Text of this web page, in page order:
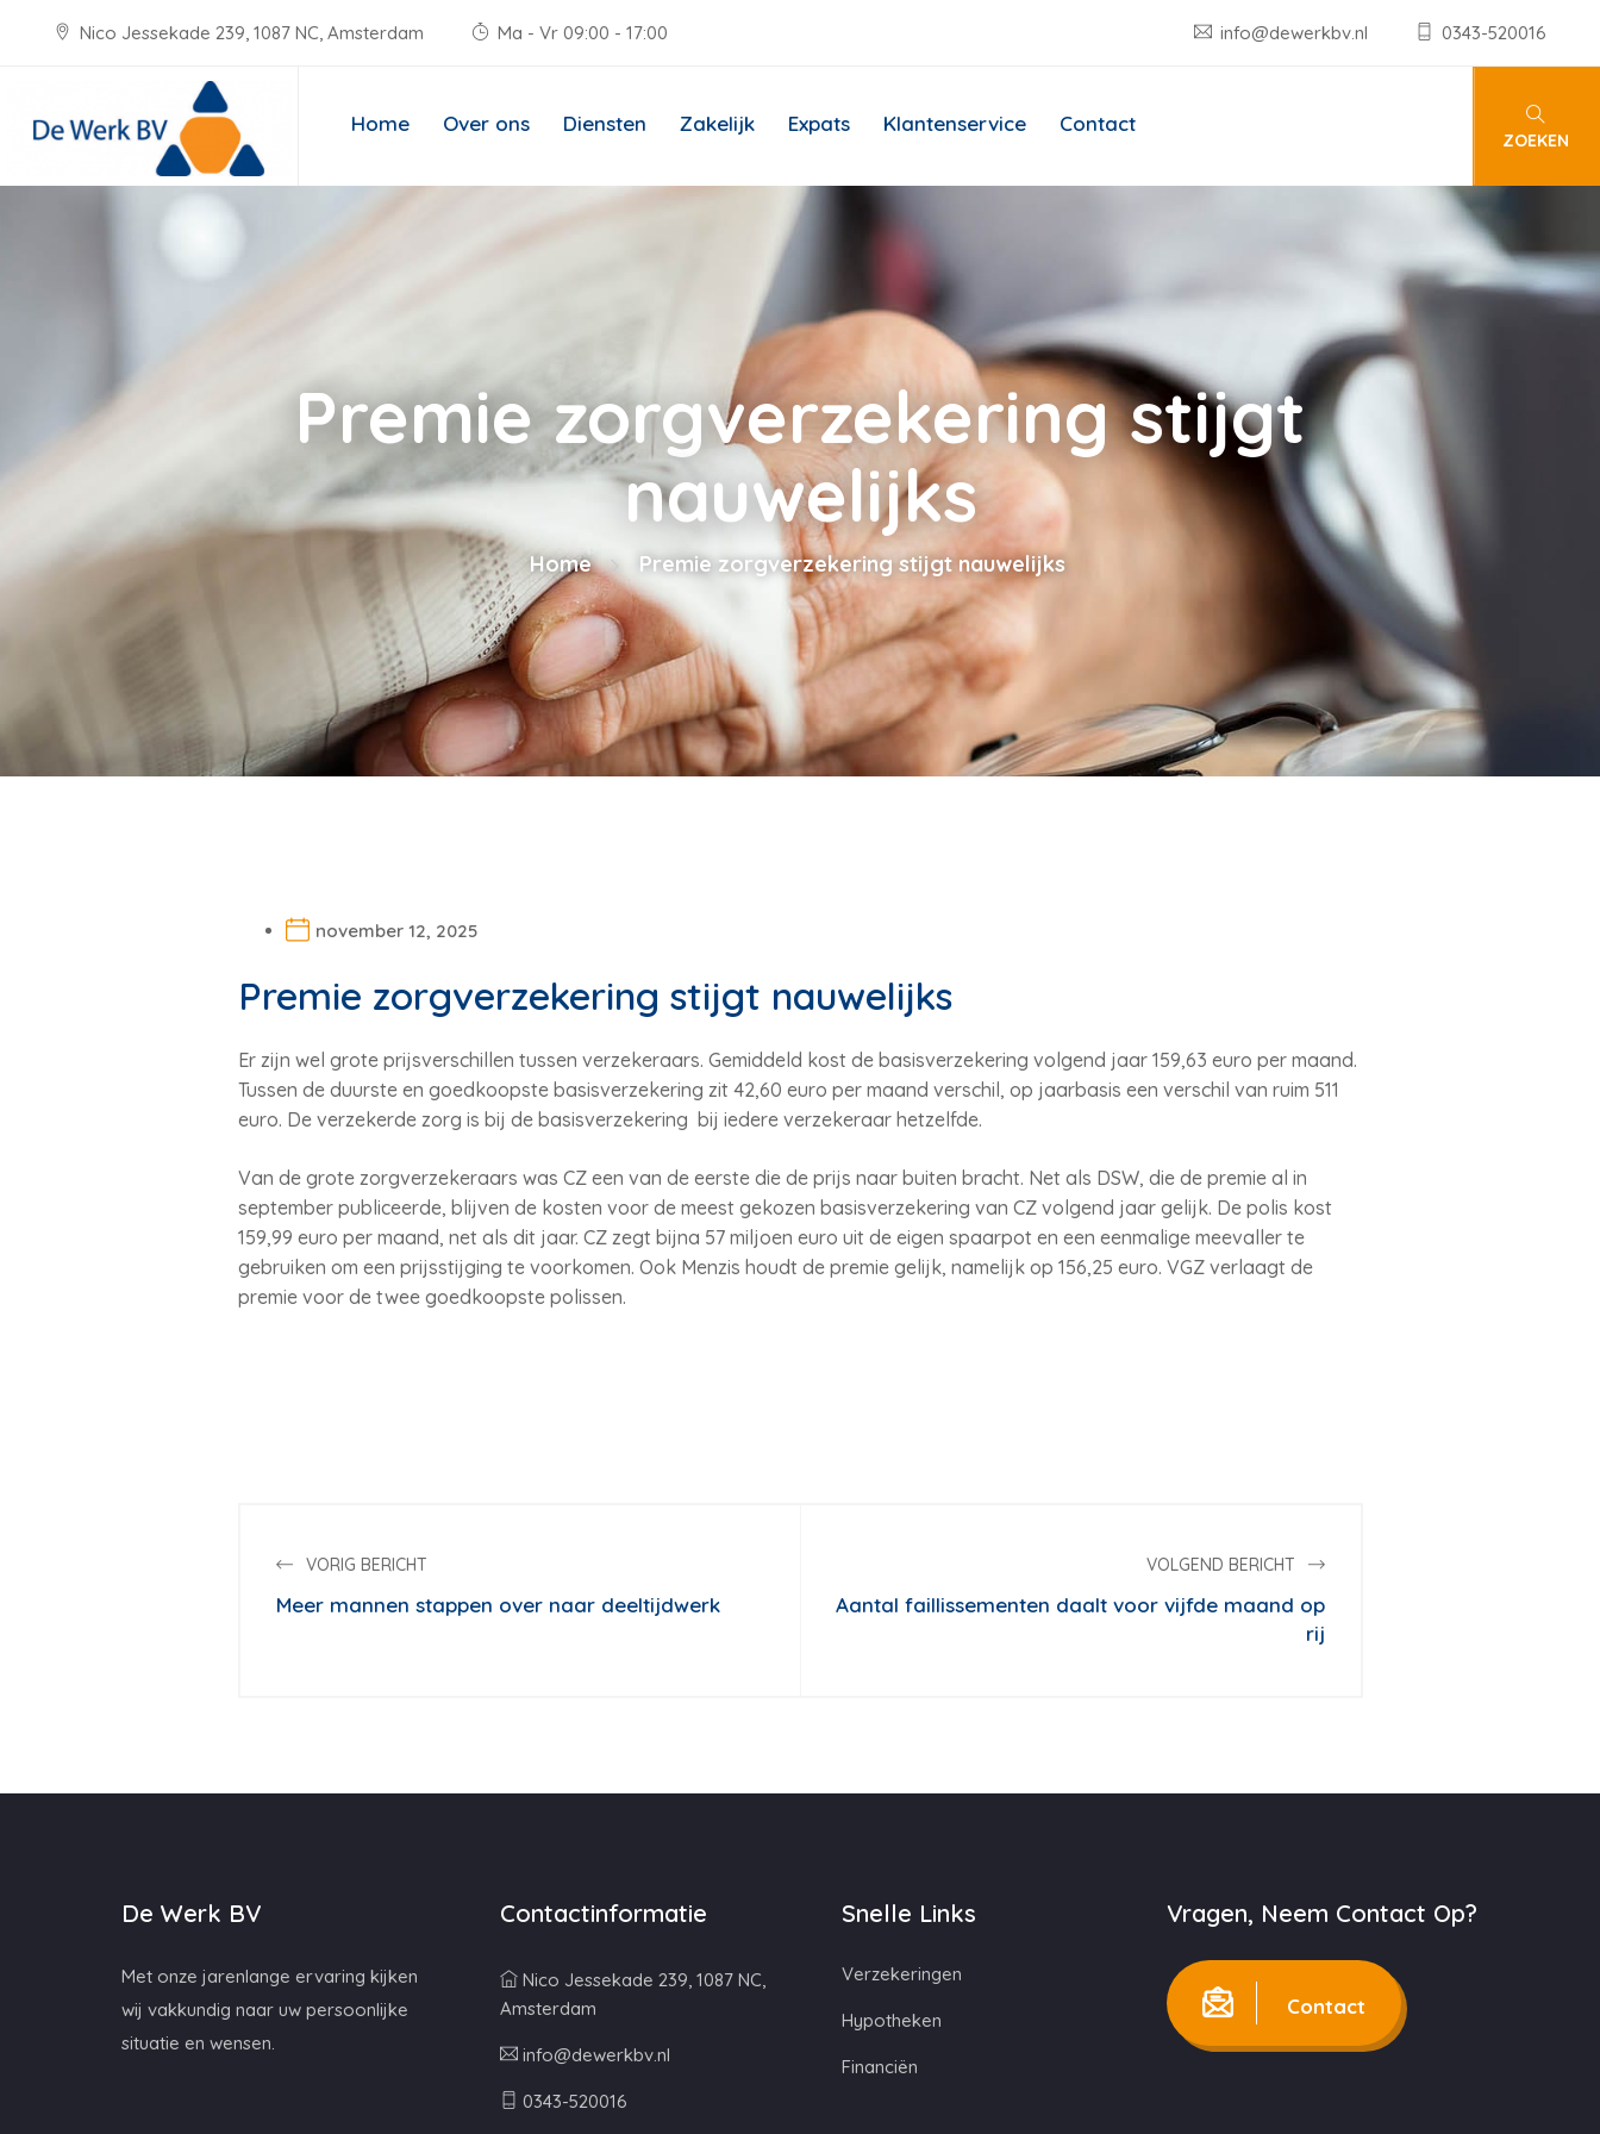
Nico Jessekade 239, 1087 NC, Amsterdam Ma - Vr 09:00 - 17:00 info@dewerkbv.nl 0343-520016
Home Over ons Diensten Zakelijk Expats Klantenservice Contact
ZOEKEN
Premie zorgverzekering stijgt
nauwelijks
Home Premie zorgverzekering stijgt nauwelijks
november 12, 2025
Premie zorgverzekering stijgt nauwelijks
Er zijn wel grote prijsverschillen tussen verzekeraars. Gemiddeld kost de basisverzekering volgend jaar 159,63 euro per maand.
Tussen de duurste en goedkoopste basisverzekering zit 42,60 euro per maand verschil, op jaarbasis een verschil van ruim 511
euro. De verzekerde zorg is bij de basisverzekering bij iedere verzekeraar hetzelfde.
Van de grote zorgverzekeraars was CZ een van de eerste die de prijs naar buiten bracht. Net als DSW, die de premie al in
september publiceerde, blijven de kosten voor de meest gekozen basisverzekering van CZ volgend jaar gelijk. De polis kost
159,99 euro per maand, net als dit jaar. CZ zegt bijna 57 miljoen euro uit de eigen spaarpot en een eenmalige meevaller te
gebruiken om een prijsstijging te voorkomen. Ook Menzis houdt de premie gelijk, namelijk op 156,25 euro. VGZ verlaagt de
premie voor de twee goedkoopste polissen.
VORIG BERICHT
Meer mannen stappen over naar deeltijdwerk
VOLGEND BERICHT
Aantal faillissementen daalt voor vijfde maand op
rij
De Werk BV
Met onze jarenlange ervaring kijken
wij vakkundig naar uw persoonlijke
situatie en wensen.
Contactinformatie
Nico Jessekade 239, 1087 NC,
Amsterdam
info@dewerkbv.nl
0343-520016
Snelle Links
Verzekeringen
Hypotheken
Financiën
Vragen, Neem Contact Op?
Contact